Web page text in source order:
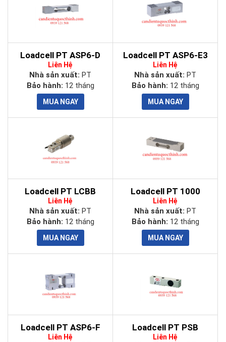
Loadcell PT ASP6-D
Liên Hệ
Nhà sản xuất: PT
Bảo hành: 12 tháng
Loadcell PT ASP6-E3
Liên Hệ
Nhà sản xuất: PT
Bảo hành: 12 tháng
Loadcell PT LCBB
Liên Hệ
Nhà sản xuất: PT
Bảo hành: 12 tháng
Loadcell PT 1000
Liên Hệ
Nhà sản xuất: PT
Bảo hành: 12 tháng
Loadcell PT ASP6-F
Liên Hệ
Loadcell PT PSB
Liên Hệ